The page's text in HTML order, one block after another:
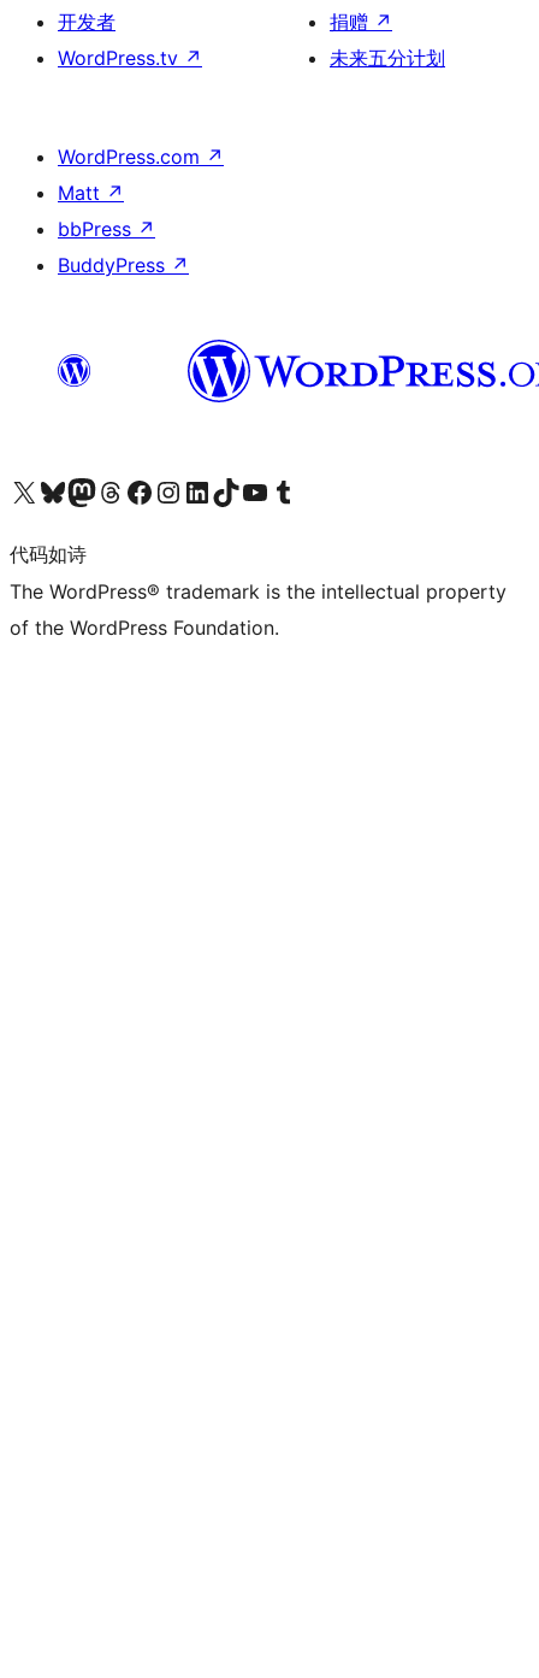
开发者
WordPress.tv ↗
捐赠 ↗
未来五分计划
WordPress.com ↗
Matt ↗
bbPress ↗
BuddyPress ↗
关注我们的 X（原 Twitter）账号访问我们的 Bluesky 账号关注我们的 Mastodon 账号访问我们的 Threads 账号 访问我们的 Facebook 公共主页关注我们的 Instagram 账号 关注我们的 LinkedIn 主页访问我们的 TikTok 账号访问我们的 YouTube 频道 访问我们的 Tumblr 账号
代码如诗
The WordPress® trademark is the intellectual property
of the WordPress Foundation.